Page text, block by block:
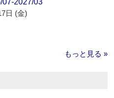
2027/03
日 (金)
もっと見る »